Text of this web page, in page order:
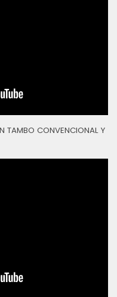
TAMBO CONVENCIONAL Y